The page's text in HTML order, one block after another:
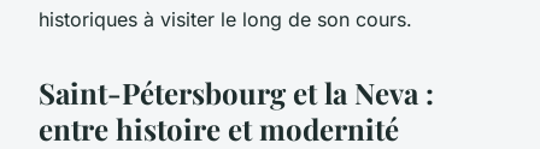
historiques à visiter le long de son cours.
Saint-Pétersbourg et la Neva :
entre histoire et modernité